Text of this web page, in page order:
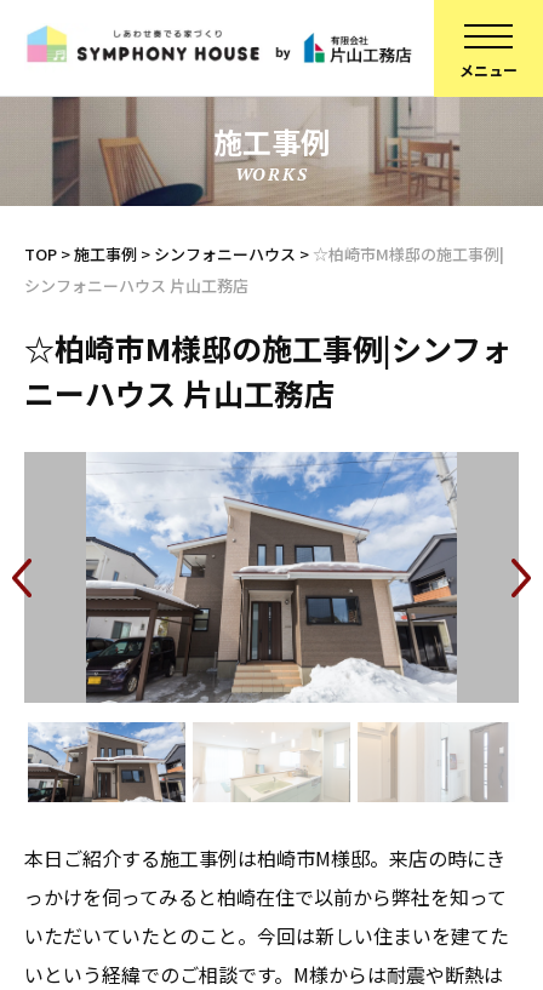
家づくりについて
建物について
ブランドラインアップ
お知らせ
不動産情報
リフォーム
スタッフブログ
スタッフ紹介
コラム
採用情報
SDGsへの取り組み
個人情報保護方針
施工事例
WORKS
TOP >施工事例 > シンフォニーハウス > ☆柏崎市M様邸の施工事例|
シンフォニーハウス 片山工務店
☆柏崎市M様邸の施工事例|シンフォ
ニーハウス 片山工務店
本日ご紹介する施工事例は柏崎市M様邸。来店の時にき
っかけを伺ってみると柏崎在住で以前から弊社を知って
いただいていたとのこと。今回は新しい住まいを建てた
いという経緯でのご相談です。M様からは耐震や断熱は